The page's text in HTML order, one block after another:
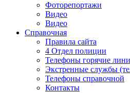
Фоторепортажи
Видео
Видео
Справочная
Правила сайта
4 Отдел полиции
Телефоны горячие
Экстренные службы
Телефоны справочной
Контакты